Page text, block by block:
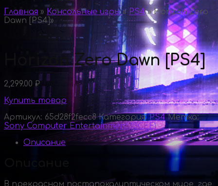
Главная » Консольные игры » PS4 »Horizon Zero
Dawn [PS4] »
Horizon Zero Dawn [PS4]
2,299.00 ₽
Купить товар
Артикул: 65d28f2fecc8 Категория:PS4 Метка:
Sony Computer Entertainment (SCEE)
Описание
В прекрасном постапокалиптическом мире, где